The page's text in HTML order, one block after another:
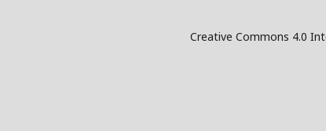
Creative Commons 4.0